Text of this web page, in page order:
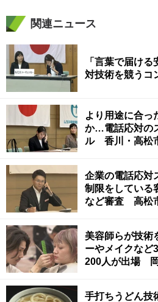
関連ニュース
「言葉で届け
対技術を競う
より用途に合っ
か…電話応対の
ル 香川・高松
企業の電話応
制限をしている
など審査 高松
美容師らが技
ーやメイクなど
200人が出場
手打ちうどん技